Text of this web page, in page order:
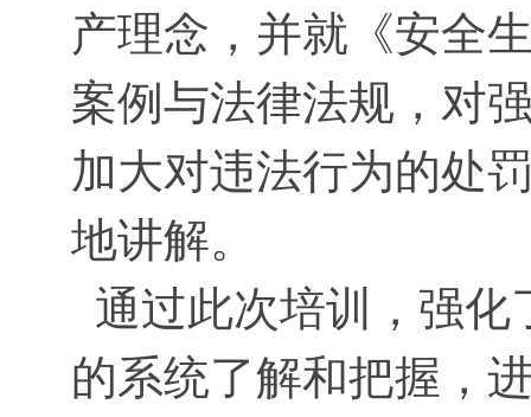
产理念，并就《安全
案例与法律法规，对
加大对违法行为的处
地讲解。
通过此次培训，强
的系统了解和把握，